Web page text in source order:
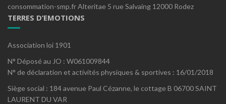
consommation-smp.fr Alteritae 5 rue Salvaing 12000 Rodez
TERRES D’EMOTIONS
Association loi 1901
N° Déposé au JO : W061009844
N° de déclaration et activités physiques & sportives : 16/01/2018
Siège social : 184 avenue Paul Cézanne, le cottage B 06700 SAINT
LAURENT DU VAR